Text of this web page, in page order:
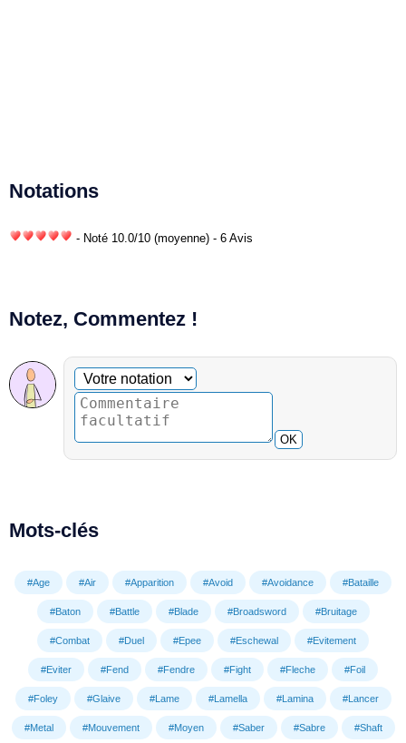
Notations
- Noté 10.0/10 (moyenne) - 6 Avis
Notez, Commentez !
Commentaire facultatif
Votre notation
OK
Mots-clés
#Age #Air #Apparition #Avoid #Avoidance #Bataille
#Baton #Battle #Blade #Broadsword #Bruitage
#Combat #Duel #Epee #Eschewal #Evitement
#Eviter #Fend #Fendre #Fight #Fleche #Foil
#Foley #Glaive #Lame #Lamella #Lamina #Lancer
#Metal #Mouvement #Moyen #Saber #Sabre #Shaft